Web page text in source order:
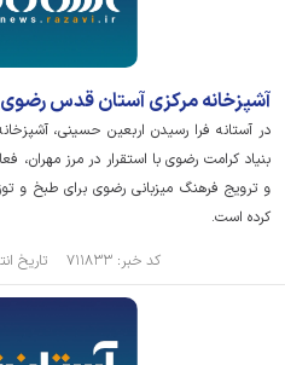
آشپزخانه مرکزی آستان قدس رضوی
در آستانه فرا رسیدن اربعین حسینی،
بنیاد کرامت رضوی با استقرار در مرز مهران،
و ترویج فرهنگ میزبانی رضوی برای طبخ و
کرده است.
کد خبر: ۷۱۱۸۳۳ تاریخ انتشار : ۱۴۰۵/۰۵/۰۹